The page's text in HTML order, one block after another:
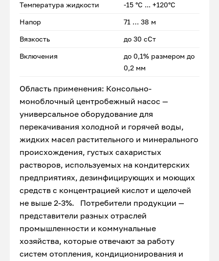
Температура жидкости -15 °С ... +120°С
Напор 71 … 38 м
Вязкость до 30 сСт
Включения
до 0,1% размером до
0,2 мм
Область применения: Консольно-
моноблочный центробежный насос —
универсальное оборудование для
перекачивания холодной и горячей воды,
жидких масел растительного и минерального
происхождения, густых сахаристых
растворов, используемых на кондитерских
предприятиях, дезинфицирующих и моющих
средств с концентрацией кислот и щелочей
не выше 2-3%. Потребители продукции —
представители разных отраслей
промышленности и коммунальные
хозяйства, которые отвечают за работу
систем отопления, кондиционирования и